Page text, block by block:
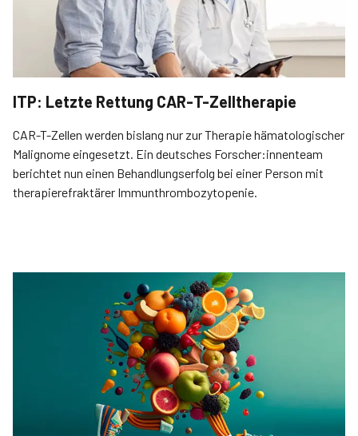
ITP: Letzte Rettung CAR-T-Zelltherapie
CAR-T-Zellen werden bislang nur zur Therapie hämatologischer
Malignome eingesetzt. Ein deutsches Forscher:innenteam
berichtet nun einen Behandlungserfolg bei einer Person mit
therapierefraktärer Immunthrombozytopenie.